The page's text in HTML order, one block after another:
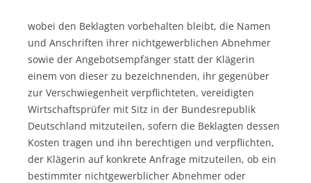
wobei den Beklagten vorbehalten bleibt, die Namen
und Anschriften ihrer nichtgewerblichen Abnehmer
sowie der Angebotsempfänger statt der Klägerin
einem von dieser zu bezeichnenden, ihr gegenüber
zur Verschwiegenheit verpflichteten, vereidigten
Wirtschaftsprüfer mit Sitz in der Bundesrepublik
Deutschland mitzuteilen, sofern die Beklagten dessen
Kosten tragen und ihn berechtigen und verpflichten,
der Klägerin auf konkrete Anfrage mitzuteilen, ob ein
bestimmter nichtgewerblicher Abnehmer oder